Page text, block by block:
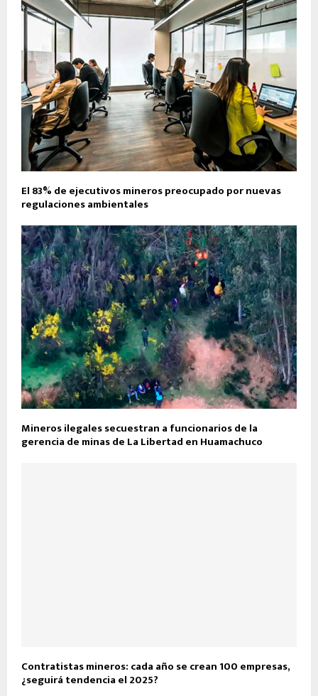
El 83% de ejecutivos mineros preocupado por nuevas
regulaciones ambientales
Mineros ilegales secuestran a funcionarios de la
gerencia de minas de La Libertad en Huamachuco
Contratistas mineros: cada año se crean 100 empresas,
¿seguirá tendencia el 2025?